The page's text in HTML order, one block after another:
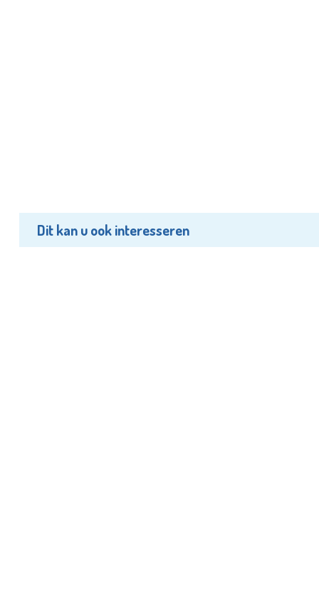
Dit kan u ook interesseren